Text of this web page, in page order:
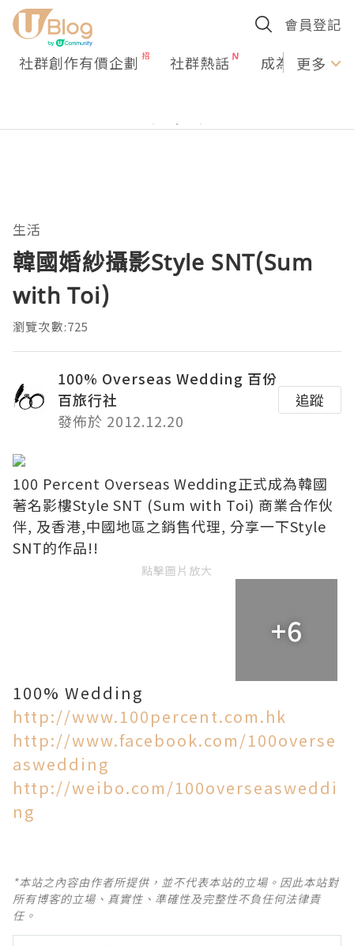
會員登記
社群創作有價企劃 社群熱話 成為U更多
生活
韓國婚紗攝影Style SNT(Sum
with Toi)
瀏覽次數:725
100% Overseas Wedding 百份
百旅行社
發佈於 2012.12.20
追蹤
100 Percent Overseas Wedding正式成為韓國
著名影樓Style SNT (Sum with Toi) 商業合作伙
伴, 及香港,中國地區之銷售代理, 分享一下Style
SNT的作品!!
點擊圖片放大
+6
100% Wedding
http://www.100percent.com.hk
http://www.facebook.com/100overse
aswedding
http://weibo.com/100overseasweddi
ng
*本站之內容由作者所提供，並不代表本站的立場。因此本站對
所有博客的立場、真實性、準確性及完整性不負任何法律責
任。